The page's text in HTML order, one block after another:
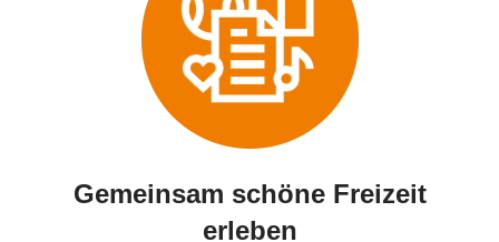
Gemeinsam schöne Freizeit
erleben